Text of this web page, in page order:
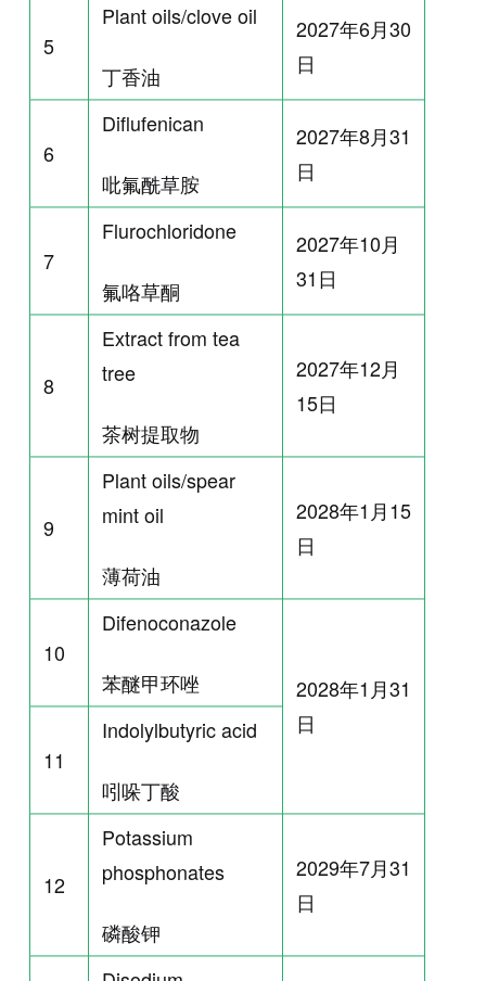
5
Plant oils/clove oil
丁香油
2027年6月30
日
6
Diflufenican
吡氟酰草胺
2027年8月31
日
7
Flurochloridone
氟咯草酮
2027年10月
31日
8
Extract from tea
tree
茶树提取物
2027年12月
15日
9
Plant oils/spear
mint oil
薄荷油
2028年1月15
日
10
Difenoconazole
苯醚甲环唑
2028年1月31
日
11
Indolylbutyric acid
吲哚丁酸
12
Potassium
phosphonates
磷酸钾
2029年7月31
日